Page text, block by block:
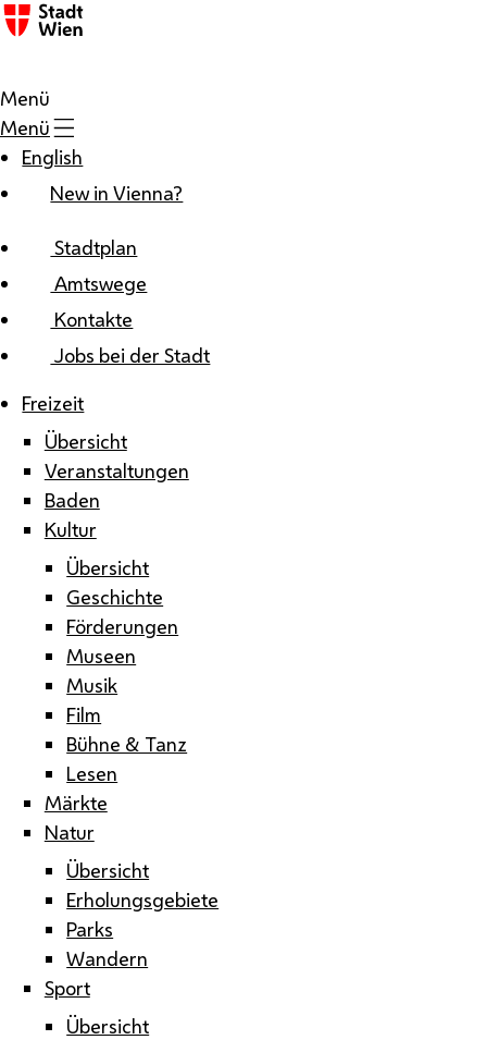
Zum Inhalt
Menü
Menü
English
New in Vienna?
Stadtplan
Amtswege
Kontakte
Jobs bei der Stadt
Freizeit
Übersicht
Veranstaltungen
Baden
Kultur
Übersicht
Geschichte
Förderungen
Museen
Musik
Film
Bühne & Tanz
Lesen
Märkte
Natur
Übersicht
Erholungsgebiete
Parks
Wandern
Sport
Übersicht